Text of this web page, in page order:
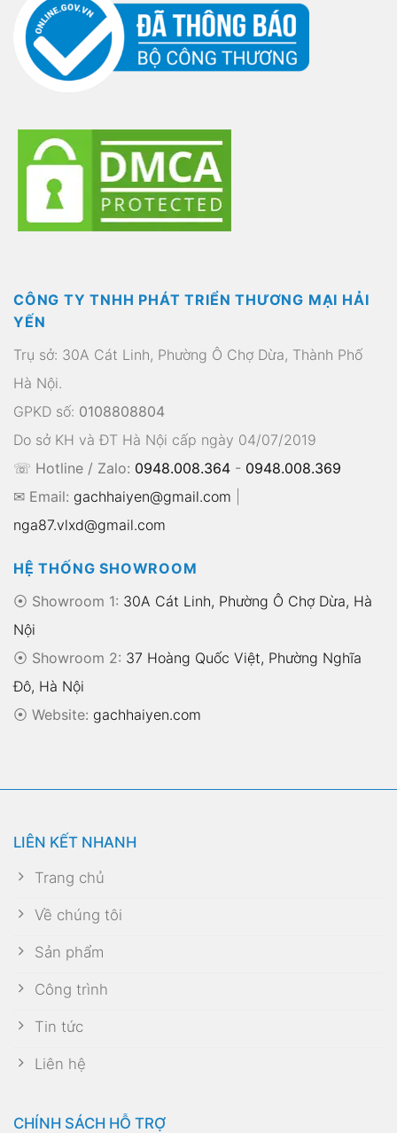
CÔNG TY TNHH PHÁT TRIỂN THƯƠNG MẠI HẢI
YẾN
Trụ sở: 30A Cát Linh, Phường Ô Chợ Dừa, Thành Phố
Hà Nội.
GPKD số: 0108808804
Do sở KH và ĐT Hà Nội cấp ngày 04/07/2019
☏ Hotline / Zalo: 0948.008.364 - 0948.008.369
✉ Email: gachhaiyen@gmail.com
nga87.vlxd@gmail.com
HỆ THỐNG SHOWROOM
⦿ Showroom 1: 30A Cát Linh, Phường Ô Chợ Dừa, Hà
Nội
⦿ Showroom 2: 37 Hoàng Quốc Việt, Phường Nghĩa
Đô, Hà Nội
⦿ Website: gachhaiyen.com
LIÊN KẾT NHANH
Trang chủ
Về chúng tôi
Sản phẩm
Công trình
Tin tức
Liên hệ
CHÍNH SÁCH HỖ TRỢ